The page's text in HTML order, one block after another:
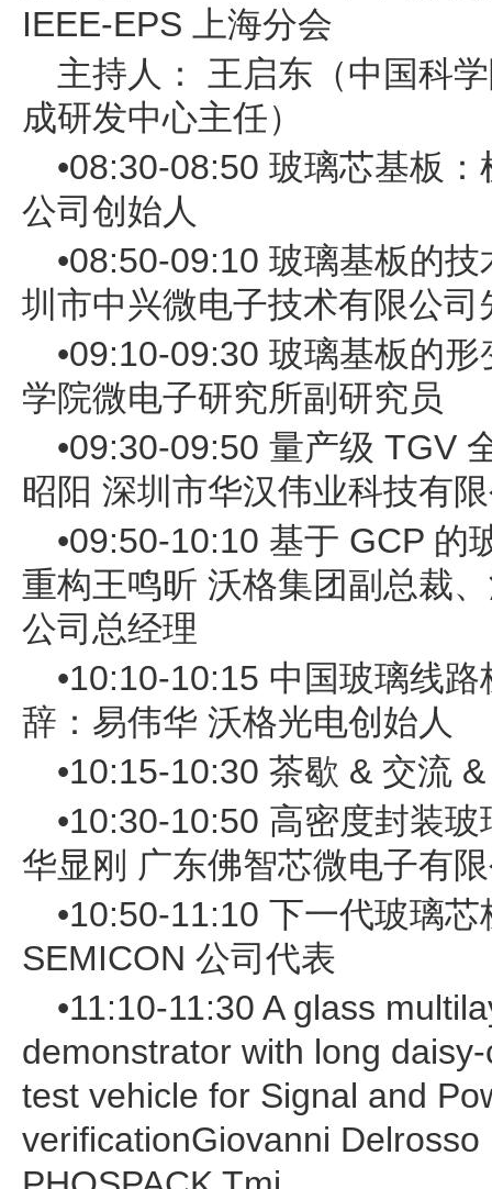
IEEE-EPS 上海分会
主持人： 王启东（中国科
成研发中心主任）
•08:30-08:50 玻璃芯基板
公司创始人
•08:50-09:10 玻璃基板的
圳市中兴微电子技术有限公
•09:10-09:30 玻璃基板的
学院微电子研究所副研究员
•09:30-09:50 量产级 TGV
昭阳 深圳市华汉伟业科技有
•09:50-10:10 基于 GCP 的
重构王鸣昕 沃格集团副总裁
公司总经理
•10:10-10:15 中国玻璃线
辞：易伟华 沃格光电创始人
•10:15-10:30 茶歇 & 交流
•10:30-10:50 高密度封装
华显刚 广东佛智芯微电子有
•10:50-11:10 下一代玻璃
SEMICON 公司代表
•11:10-11:30 A glass
demonstrator with long
test vehicle for Signal and
verificationGiovanni